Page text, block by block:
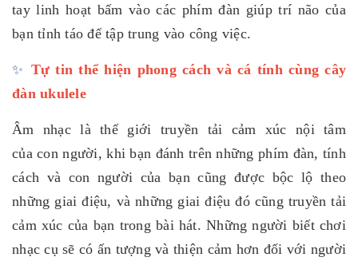
tay linh hoạt bấm vào các phím đàn giúp trí não của
bạn tỉnh táo để tập trung vào công việc.
✨ Tự tin thể hiện phong cách và cá tính cùng cây
đàn ukulele
Âm nhạc là thế giới truyền tải cảm xúc nội tâm
của con người, khi bạn đánh trên những phím đàn, tính
cách và con người của bạn cũng được bộc lộ theo
những giai điệu, và những giai điệu đó cũng truyền tải
cảm xúc của bạn trong bài hát. Những người biết chơi
nhạc cụ sẽ có ấn tượng và thiện cảm hơn đối với người